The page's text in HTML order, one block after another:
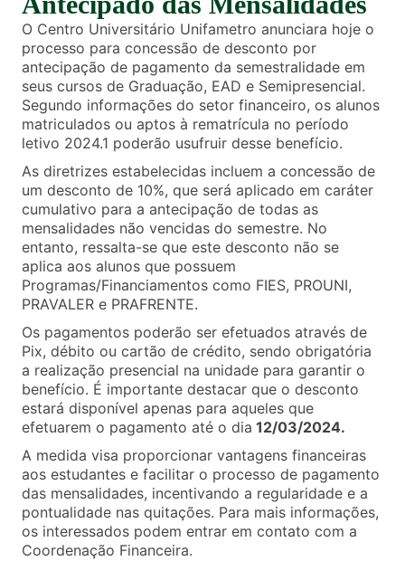
O Centro Universitário Unifametro anunciara hoje o
processo para concessão de desconto por
antecipação de pagamento da semestralidade em
seus cursos de Graduação, EAD e Semipresencial.
Segundo informações do setor financeiro, os alunos
matriculados ou aptos à rematrícula no período
letivo 2024.1 poderão usufruir desse benefício.
As diretrizes estabelecidas incluem a concessão de
um desconto de 10%, que será aplicado em caráter
cumulativo para a antecipação de todas as
mensalidades não vencidas do semestre. No
entanto, ressalta-se que este desconto não se
aplica aos alunos que possuem
Programas/Financiamentos como FIES, PROUNI,
PRAVALER e PRAFRENTE.
Os pagamentos poderão ser efetuados através de
Pix, débito ou cartão de crédito, sendo obrigatória
a realização presencial na unidade para garantir o
benefício. É importante destacar que o desconto
estará disponível apenas para aqueles que
efetuarem o pagamento até o dia 12/03/2024.
A medida visa proporcionar vantagens financeiras
aos estudantes e facilitar o processo de pagamento
das mensalidades, incentivando a regularidade e a
pontualidade nas quitações. Para mais informações,
os interessados podem entrar em contato com a
Coordenação Financeira.